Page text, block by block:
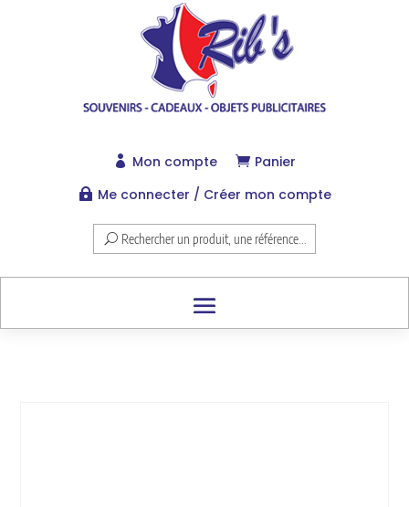
 Mon compte  Panier
 Me connecter / Créer mon compte
Rechercher un produit, une référence...